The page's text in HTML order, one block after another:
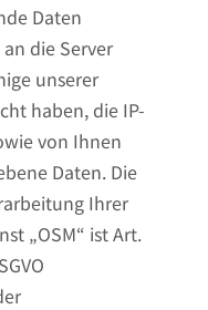
Daten
die Server
unserer
haben, die IP-
von Ihnen
Daten. Die
Ihrer
„OSM“ ist Art.